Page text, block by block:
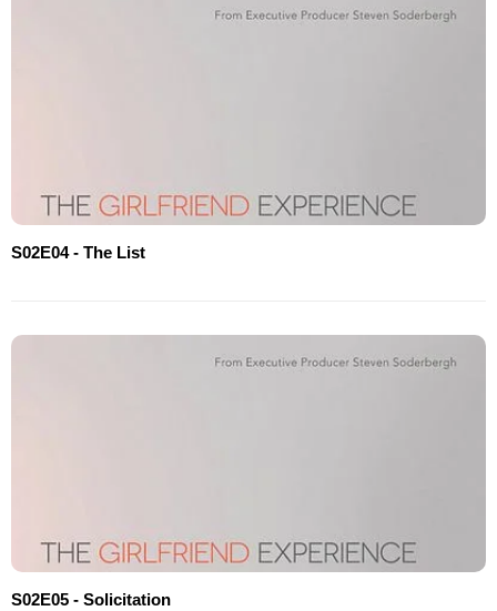
S02E04 - The List
S02E05 - Solicitation